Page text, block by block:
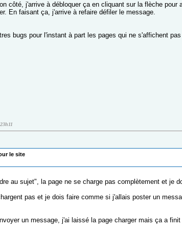
côté, j'arrive à débloquer ça en cliquant sur la flèche pour
En faisant ça, j'arrive à refaire défiler le message.
bugs pour l'instant à part les pages qui ne s'affichent
le site
au sujet", la page ne se charge pas complètement et je
pas et je dois faire comme si j'allais poster un
un message, j'ai laissé la page charger mais ça a